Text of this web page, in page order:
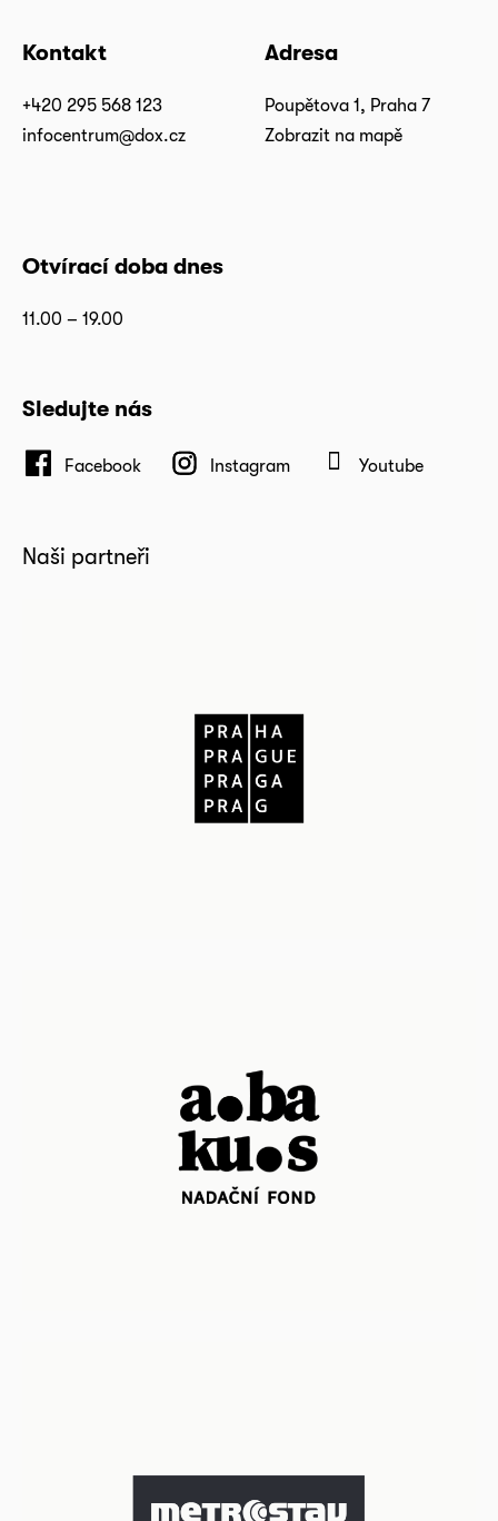
Kontakt
+420 295 568 123
infocentrum@dox.cz
Adresa
Poupětova 1, Praha 7
Zobrazit na mapě
Otvírací doba dnes
11.00 – 19.00
Sledujte nás
Facebook Instagram Youtube
Naši partneři